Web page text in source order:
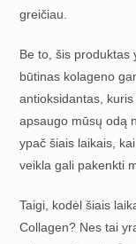
greičiau.
Be to, šis produktas
būtinas kolageno
antioksidantas,
apsaugo mūsų odą
ypač šiais laikais,
veikla gali pakenkti
Taigi, kodėl šiais
Collagen? Nes tai